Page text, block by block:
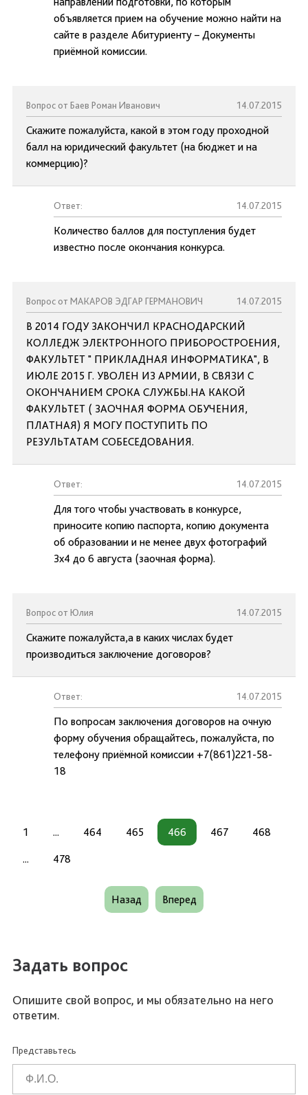
объявляется прием на обучение можно найти на
сайте в разделе Абитуриенту – Документы
приёмной комиссии.
Вопрос от Баев Роман Иванович 14.07.2015
Скажите пожалуйста, какой в этом году проходной
балл на юридический факультет (на бюджет и на
коммерцию)?
Ответ: 14.07.2015
Количество баллов для поступления будет
известно после окончания конкурса.
Вопрос от МАКАРОВ ЭДГАР ГЕРМАНОВИЧ 14.07.2015
В 2014 ГОДУ ЗАКОНЧИЛ КРАСНОДАРСКИЙ
КОЛЛЕДЖ ЭЛЕКТРОННОГО ПРИБОРОСТРОЕНИЯ,
ФАКУЛЬТЕТ " ПРИКЛАДНАЯ ИНФОРМАТИКА", В
ИЮЛЕ 2015 Г. УВОЛЕН ИЗ АРМИИ, В СВЯЗИ С
ОКОНЧАНИЕМ СРОКА СЛУЖБЫ.НА КАКОЙ
ФАКУЛЬТЕТ ( ЗАОЧНАЯ ФОРМА ОБУЧЕНИЯ,
ПЛАТНАЯ) Я МОГУ ПОСТУПИТЬ ПО
РЕЗУЛЬТАТАМ СОБЕСЕДОВАНИЯ.
Ответ: 14.07.2015
Для того чтобы участвовать в конкурсе,
приносите копию паспорта, копию документа
об образовании и не менее двух фотографий
3х4 до 6 августа (заочная форма).
Вопрос от Юлия 14.07.2015
Скажите пожалуйста,а в каких числах будет
производиться заключение договоров?
Ответ: 14.07.2015
По вопросам заключения договоров на очную
форму обучения обращайтесь, пожалуйста, по
телефону приёмной комиссии +7(861)221-58-
18
1 ... 464 465 466 467 468
... 478
Назад Вперед
Задать вопрос
Опишите свой вопрос, и мы обязательно на него
ответим.
Представьтесь